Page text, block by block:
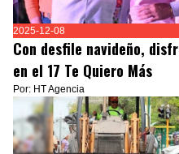
2025-12-08
Con desfile navideño,
en el 17 Te Quiero Más
Por: HT Agencia